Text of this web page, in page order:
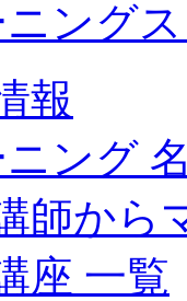
ニング
報
ニング
師から
座 一覧